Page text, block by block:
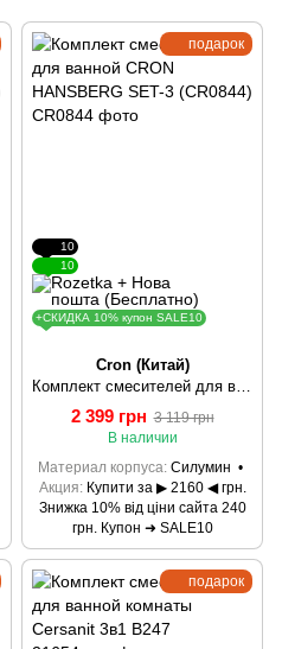
подарок
10
10
+СКИДКА 10% купон SALE10
Cron (Китай)
Комплект смесителей для ванной CRON HANSBERG SET-3 (CR0844)
2 399 грн 3 119 грн
В наличии
Материал корпуса Силумин
Акция
Купити за ▶ 2160 ◀ грн.
Знижка 10% від ціни сайта 240
грн. Купон ➜ SALE10
подарок